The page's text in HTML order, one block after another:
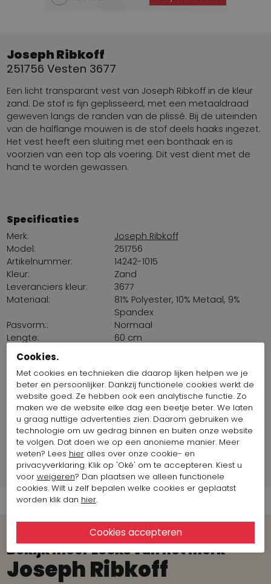
Joseph Ribkoff
251756 Vesten 3677
Een licht transparant vest van Joseph Ribkoff in de kleur
zand. De stof is fijn geplisseerd, met een metaaldraad
geweven langs de randen van de plissé. Bij de uiteinden
van de halflange mouwen is de stof deels haaks ingezet.
Het vest heeft een sluiting met een bonthaak en is
voorzien van een top als voering. Dit vest dient met de
hand te worden gewassen.
Specificaties
Merk:
Joseph Ribkoff
Model:
251756
Artikelnummer:
14242-1015
Kleur:
Zand
Leveranciers kleur:
3677
Materiaal:
81% Polyester, 10% Metaal, 9%
Spandex
Pasvorm::
Normaal
Lengte:
60 cm
Land van productie:
Borstomvang:
Maat artikel op foto:
Maat 36
Fotomodel informatie
Merk Informatie
Verzend informatie
Bekijk meer Looks van het merk
Joseph Ribkoff
Cookies.
Met cookies en technieken die daarop lijken helpen we je
beter en persoonlijker. Dankzij functionele cookies werkt de
website goed. Ze hebben ook een analytische functie. Zo
maken we de website elke dag een beetje beter. We laten
u graag nuttige advertenties zien. Daarom gebruiken we
technologie om uw gedrag binnen en buiten onze website
te volgen. Dat doen we op een anonieme manier. Meer
weten? Lees hieralles over onze cookie- en
privacyverklaring. Klik op 'Oké' om te accepteren. Kiest u
voor weigeren? Dan plaatsen we alleen functionele
cookies. Wilt u zelf bepalen welke cookies er geplaatst
worden klik dan hier.